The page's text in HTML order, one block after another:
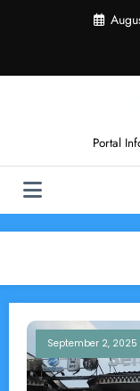
Portal
September 2, 2025